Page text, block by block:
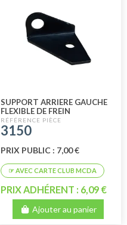
SUPPORT ARRIERE GAUCHE
FLEXIBLE DE FREIN
3150
PRIX PUBLIC : 7,00 €
PRIX ADHÉRENT : 6,09 €
Ajouter au panier